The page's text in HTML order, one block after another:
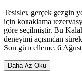
Tesisler, gerçek gezgin
için konaklama
göre seçilmiştir. Bu
deneyimi açısından
Son güncelleme: 6
Daha Az Oku